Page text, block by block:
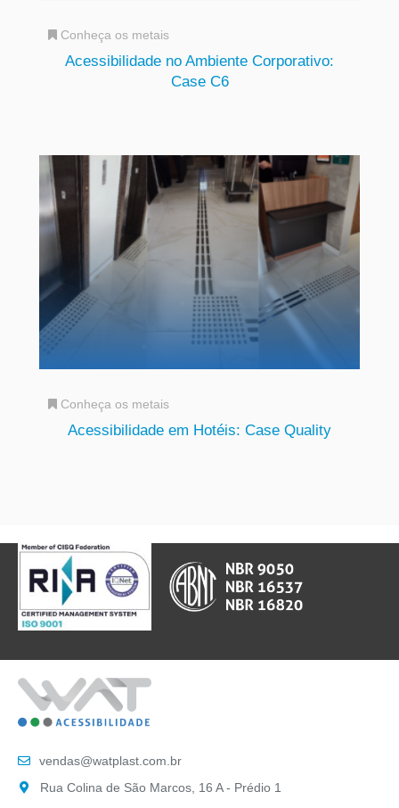
Conheça os metais
Acessibilidade no Ambiente Corporativo:
Case C6
Conheça os metais
Acessibilidade em Hotéis: Case Quality
vendas@watplast.com.br
Rua Colina de São Marcos, 16 A - Prédio 1